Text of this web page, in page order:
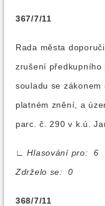
367/7/11
Rada města
zrušení předkupního
souladu se
platném znění, a
parc. č. 290 v k.ú.
∟
Hlasování
Zdrželo se: 0
368/7/11